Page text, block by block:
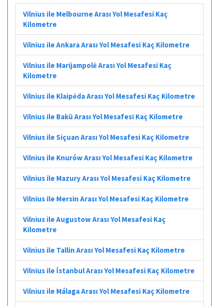
Vilnius ile Melbourne Arası Yol Mesafesi Kaç
Kilometre
Vilnius ile Ankara Arası Yol Mesafesi Kaç Kilometre
Vilnius ile Marijampolė Arası Yol Mesafesi Kaç
Kilometre
Vilnius ile Klaipėda Arası Yol Mesafesi Kaç Kilometre
Vilnius ile Bakü Arası Yol Mesafesi Kaç Kilometre
Vilnius ile Siçuan Arası Yol Mesafesi Kaç Kilometre
Vilnius ile Knurów Arası Yol Mesafesi Kaç Kilometre
Vilnius ile Mazury Arası Yol Mesafesi Kaç Kilometre
Vilnius ile Mersin Arası Yol Mesafesi Kaç Kilometre
Vilnius ile Augustow Arası Yol Mesafesi Kaç
Kilometre
Vilnius ile Tallin Arası Yol Mesafesi Kaç Kilometre
Vilnius ile İstanbul Arası Yol Mesafesi Kaç Kilometre
Vilnius ile Málaga Arası Yol Mesafesi Kaç Kilometre